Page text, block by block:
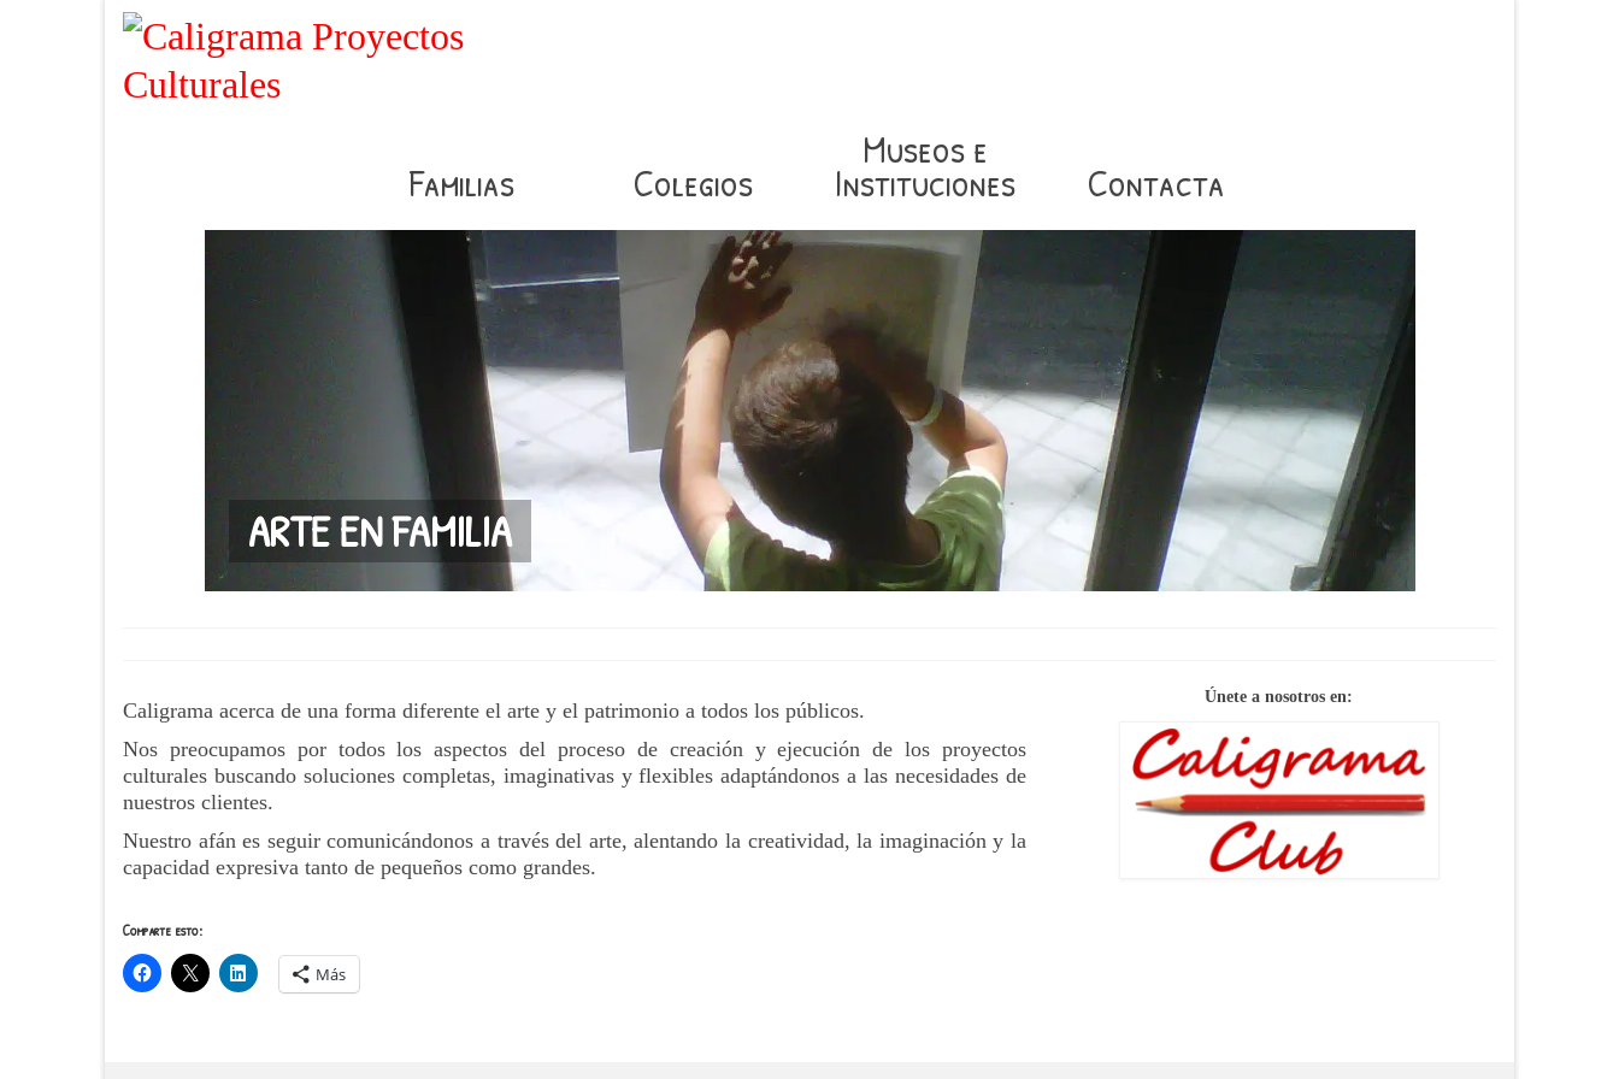
Familias Colegios
Museos e
Instituciones Contacta
ARTE EN FAMILIA
Caligrama acerca de una forma diferente el arte y el patrimonio a todos los públicos.
Nos preocupamos por todos los aspectos del proceso de creación y ejecución de los proyectos
culturales buscando soluciones completas, imaginativas y flexibles adaptándonos a las necesidades de
nuestros clientes.
Nuestro afán es seguir comunicándonos a través del arte, alentando la creatividad, la imaginación y la
capacidad expresiva tanto de pequeños como grandes.
Únete a nosotros en:
Comparte esto:
Más